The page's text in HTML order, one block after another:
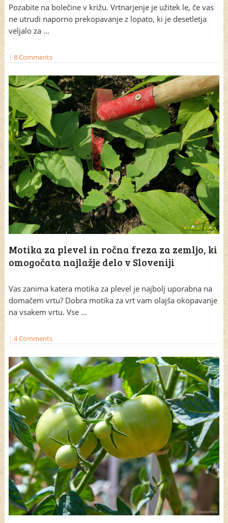
Pozabite na bolečine v križu. Vrtnarjenje je užitek le, če vas
ne utrudi naporno prekopavanje z lopato, ki je desetletja
veljalo za …
| 8 Comments
Motika za plevel in ročna freza za zemljo, ki
omogočata najlažje delo v Sloveniji
Vas zanima katera motika za plevel je najbolj uporabna na
domačem vrtu? Dobra motika za vrt vam olajša okopavanje
na vsakem vrtu. Vse …
| 4 Comments